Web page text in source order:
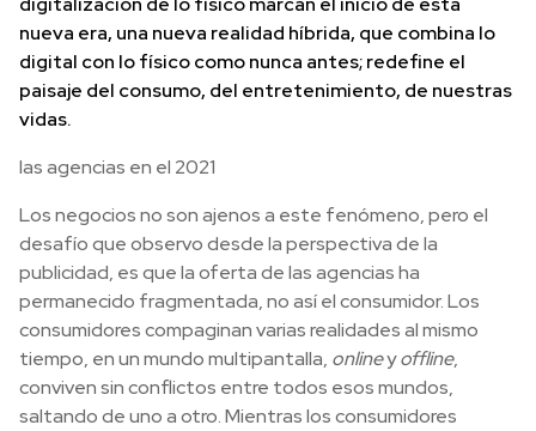
nueva era, una nueva realidad híbrida, que combina lo
digital con lo físico como nunca antes; redefine el
paisaje del consumo, del entretenimiento, de nuestras
vidas.
las agencias en el 2021
Los negocios no son ajenos a este fenómeno, pero el
desafío que observo desde la perspectiva de la
publicidad, es que la oferta de las agencias ha
permanecido fragmentada, no así el consumidor. Los
consumidores compaginan varias realidades al mismo
tiempo, en un mundo multipantalla, onlineyoffline,
conviven sin conflictos entre todos esos mundos,
saltando de uno a otro. Mientras los consumidores